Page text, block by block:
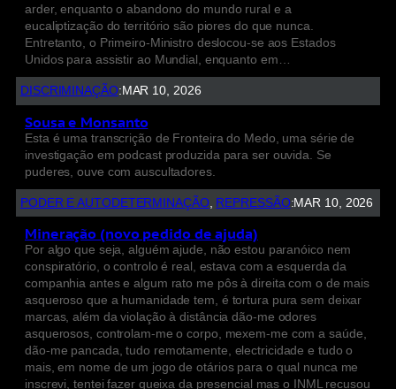
arder, enquanto o abandono do mundo rural e a
eucaliptização do território são piores do que nunca.
Entretanto, o Primeiro-Ministro deslocou-se aos Estados
Unidos para assistir ao Mundial, enquanto em…
DISCRIMINAÇÃO: MAR 10, 2026
Sousa e Monsanto
Esta é uma transcrição de Fronteira do Medo, uma série de
investigação em podcast produzida para ser ouvida. Se
puderes, ouve com auscultadores.
PODER E AUTODETERMINAÇÃO, REPRESSÃO:MAR 10, 2026
Mineração (novo pedido de ajuda)
Por algo que seja, alguém ajude, não estou paranóico nem
conspiratório, o controlo é real, estava com a esquerda da
companhia antes e algum rato me pôs à direita com o de mais
asqueroso que a humanidade tem, é tortura pura sem deixar
marcas, além da violação à distância dão-me odores
asquerosos, controlam-me o corpo, mexem-me com a saúde,
dão-me pancada, tudo remotamente, electricidade e tudo o
mais, em nome de um jogo de otários para o qual nunca me
inscrevi, tentei fazer queixa da presencial mas o INML recusou